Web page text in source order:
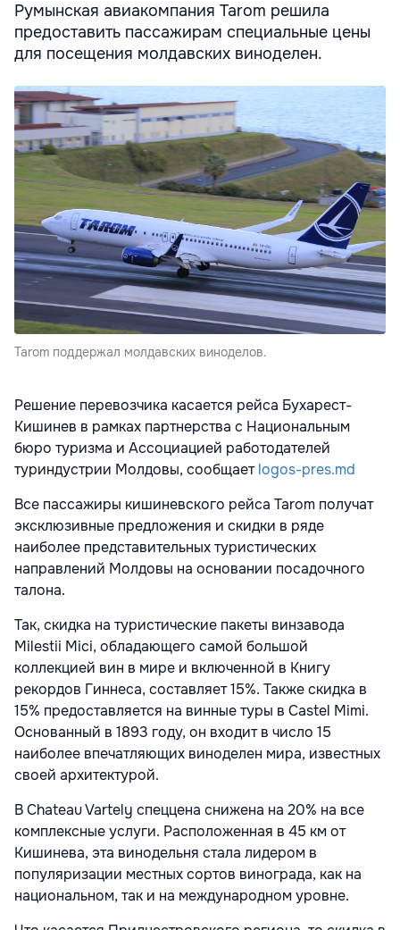
Румынская авиакомпания Tarom решила
предоставить пассажирам специальные цены
для посещения молдавских виноделен.
Tarom поддержал молдавских виноделов.
Решение перевозчика касается рейса Бухарест-
Кишинев в рамках партнерства с Национальным
бюро туризма и Ассоциацией работодателей
туриндустрии Молдовы, сообщаетlogos-pres.md
Все пассажиры кишиневского рейса Tarom получат
эксклюзивные предложения и скидки в ряде
наиболее представительных туристических
направлений Молдовы на основании посадочного
талона.
Так, скидка на туристические пакеты винзавода
Milestii Mici, обладающего самой большой
коллекцией вин в мире и включенной в Книгу
рекордов Гиннеса, составляет 15%. Также скидка в
15% предоставляется на винные туры в Castel Mimi.
Основанный в 1893 году, он входит в число 15
наиболее впечатляющих виноделен мира, известных
своей архитектурой.
В Chateau Vartely спеццена снижена на 20% на все
комплексные услуги. Расположенная в 45 км от
Кишинева, эта винодельня стала лидером в
популяризации местных сортов винограда, как на
национальном, так и на международном уровне.